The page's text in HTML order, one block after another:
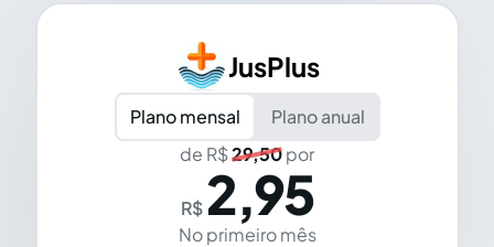
JusPlus
Plano mensal
Plano anual
de R$29,50por
R$ 2,95
No primeiro mês